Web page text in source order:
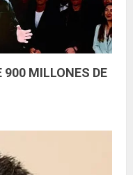
900 MILLONES DE